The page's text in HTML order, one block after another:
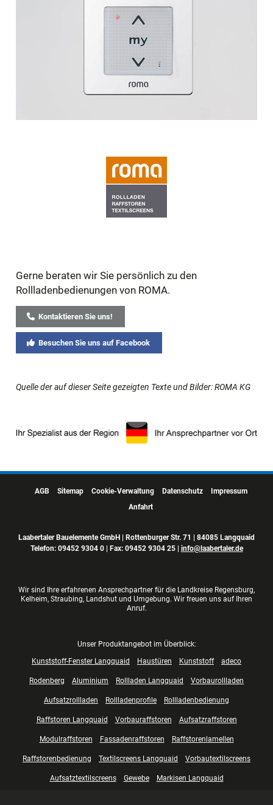
Gerne beraten wir Sie persönlich zu den
Rollladenbedienungen von ROMA.
Kontaktieren Sie uns!
Besuchen Sie uns auf Facebook
Quelle der auf dieser Seite gezeigten Texte und Bilder: ROMA KG
AGB Sitemap Cookie-Verwaltung Datenschutz
Impressum
Anfahrt
Laabertaler Bauelemente GmbH | Rottenburger Str. 71 | 84085 Langquaid
Telefon: 09452 9304 0| Fax: 09452 9304 25 | info@laabertaler.de
Wir sind Ihre erfahrenen Ansprechpartner für die Landkreise Regensburg,
Kelheim, Straubing, Landshut und Umgebung. Wir freuen uns auf Ihren
Anruf.
Unser Produktangebot im Überblick:
Kunststoff-Fenster Langquaid
Haustüren Kunststoff adeco
Rodenberg Aluminium Rollladen Langquaid Vorbaurollladen
Aufsatzrollladen Rollladenprofile Rollladenbedienung
Raffstoren Langquaid Vorbauraffstoren Aufsatzraffstoren
Modulraffstoren Fassadenraffstoren Raffstorenlamellen
Raffstorenbedienung Textilscreens Langquaid Vorbautextilscreens
Aufsatztextilscreens Gewebe Markisen Langquaid